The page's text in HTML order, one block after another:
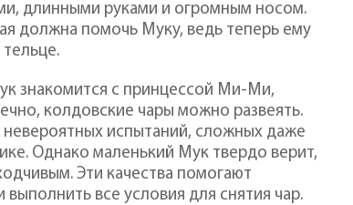
длинными руками и огромным носом.
должна помочь Муку, ведь теперь ему
знакомится с принцессой Ми-Ми,
колдовские чары можно развеять.
испытаний, сложных даже
Однако маленький Мук твердо верит,
Эти качества помогают
все условия для снятия чар.